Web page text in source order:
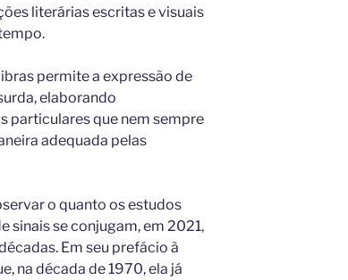
literárias escritas e visuais
permite a expressão de
elaborando
particulares que nem sempre
adequada pelas
o quanto os estudos
sinais se conjugam, em 2021,
Em seu prefácio à
na década de 1970, ela já